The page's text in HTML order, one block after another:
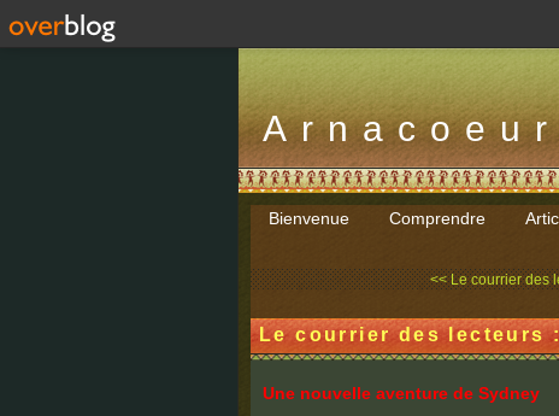
Bienvenue Comprendre
<< Le courrier des
Le courrier des lecteurs
Une nouvelle aventure de Sydney